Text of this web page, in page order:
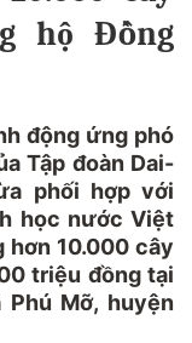
hộ Đồng
động ứng phó
Tập đoàn Dai-
phối hợp với
học nước Việt
hơn 10.000 cây
triệu đồng tại
Mỡ, huyện